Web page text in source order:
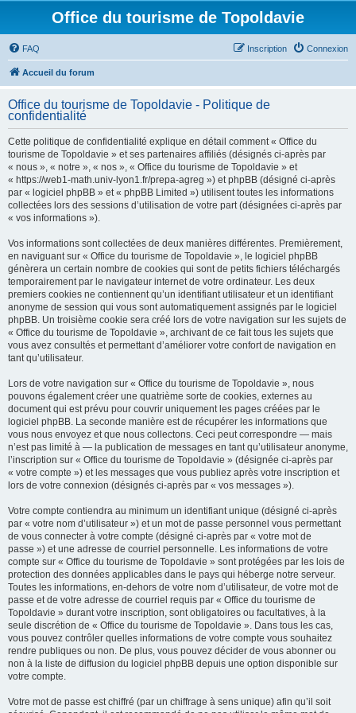
Office du tourisme de Topoldavie
FAQ Connexion
Inscription
Accueil du forum
Office du tourisme de Topoldavie - Politique de
confidentialité
Cette politique de confidentialité explique en détail comment « Office du
tourisme de Topoldavie » et ses partenaires affiliés (désignés ci-après par
« nous », « notre », « nos », « Office du tourisme de Topoldavie » et
« https://web1-math.univ-lyon1.fr/prepa-agreg ») et phpBB (désigné ci-après
par « logiciel phpBB » et « phpBB Limited ») utilisent toutes les informations
collectées lors des sessions d’utilisation de votre part (désignées ci-après par
« vos informations »).
Vos informations sont collectées de deux manières différentes. Premièrement,
en naviguant sur « Office du tourisme de Topoldavie », le logiciel phpBB
génèrera un certain nombre de cookies qui sont de petits fichiers téléchargés
temporairement par le navigateur internet de votre ordinateur. Les deux
premiers cookies ne contiennent qu’un identifiant utilisateur et un identifiant
anonyme de session qui vous sont automatiquement assignés par le logiciel
phpBB. Un troisième cookie sera créé lors de votre navigation sur les sujets de
« Office du tourisme de Topoldavie », archivant de ce fait tous les sujets que
vous avez consultés et permettant d’améliorer votre confort de navigation en
tant qu’utilisateur.
Lors de votre navigation sur « Office du tourisme de Topoldavie », nous
pouvons également créer une quatrième sorte de cookies, externes au
document qui est prévu pour couvrir uniquement les pages créées par le
logiciel phpBB. La seconde manière est de récupérer les informations que
vous nous envoyez et que nous collectons. Ceci peut correspondre — mais
n’est pas limité à — la publication de messages en tant qu’utilisateur anonyme,
l’inscription sur « Office du tourisme de Topoldavie » (désignée ci-après par
« votre compte ») et les messages que vous publiez après votre inscription et
lors de votre connexion (désignés ci-après par « vos messages »).
Votre compte contiendra au minimum un identifiant unique (désigné ci-après
par « votre nom d’utilisateur ») et un mot de passe personnel vous permettant
de vous connecter à votre compte (désigné ci-après par « votre mot de
passe ») et une adresse de courriel personnelle. Les informations de votre
compte sur « Office du tourisme de Topoldavie » sont protégées par les lois de
protection des données applicables dans le pays qui héberge notre serveur.
Toutes les informations, en-dehors de votre nom d’utilisateur, de votre mot de
passe et de votre adresse de courriel requis par « Office du tourisme de
Topoldavie » durant votre inscription, sont obligatoires ou facultatives, à la
seule discrétion de « Office du tourisme de Topoldavie ». Dans tous les cas,
vous pouvez contrôler quelles informations de votre compte vous souhaitez
rendre publiques ou non. De plus, vous pouvez décider de vous abonner ou
non à la liste de diffusion du logiciel phpBB depuis une option disponible sur
votre compte.
Votre mot de passe est chiffré (par un chiffrage à sens unique) afin qu’il soit